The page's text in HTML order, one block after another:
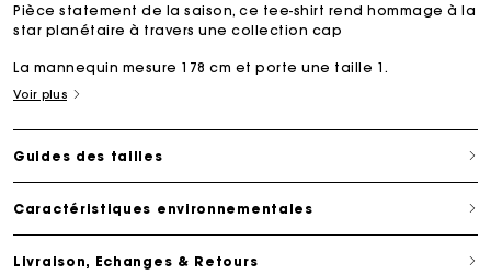
Pièce statement de la saison, ce tee-shirt rend hommage à la
star planétaire à travers une collection cap
La mannequin mesure 178 cm et porte une taille 1.
Voir plus
Guides des tailles
Caractéristiques environnementales
Livraison, Echanges & Retours